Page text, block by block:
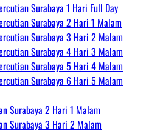
Surabaya 1 Hari Full Day
Surabaya 2 Hari 1 Malam
Surabaya 3 Hari 2 Malam
Surabaya 4 Hari 3 Malam
Surabaya 5 Hari 4 Malam
Surabaya 6 Hari 5 Malam
Surabaya 2 Hari 1 Malam
Surabaya 3 Hari 2 Malam